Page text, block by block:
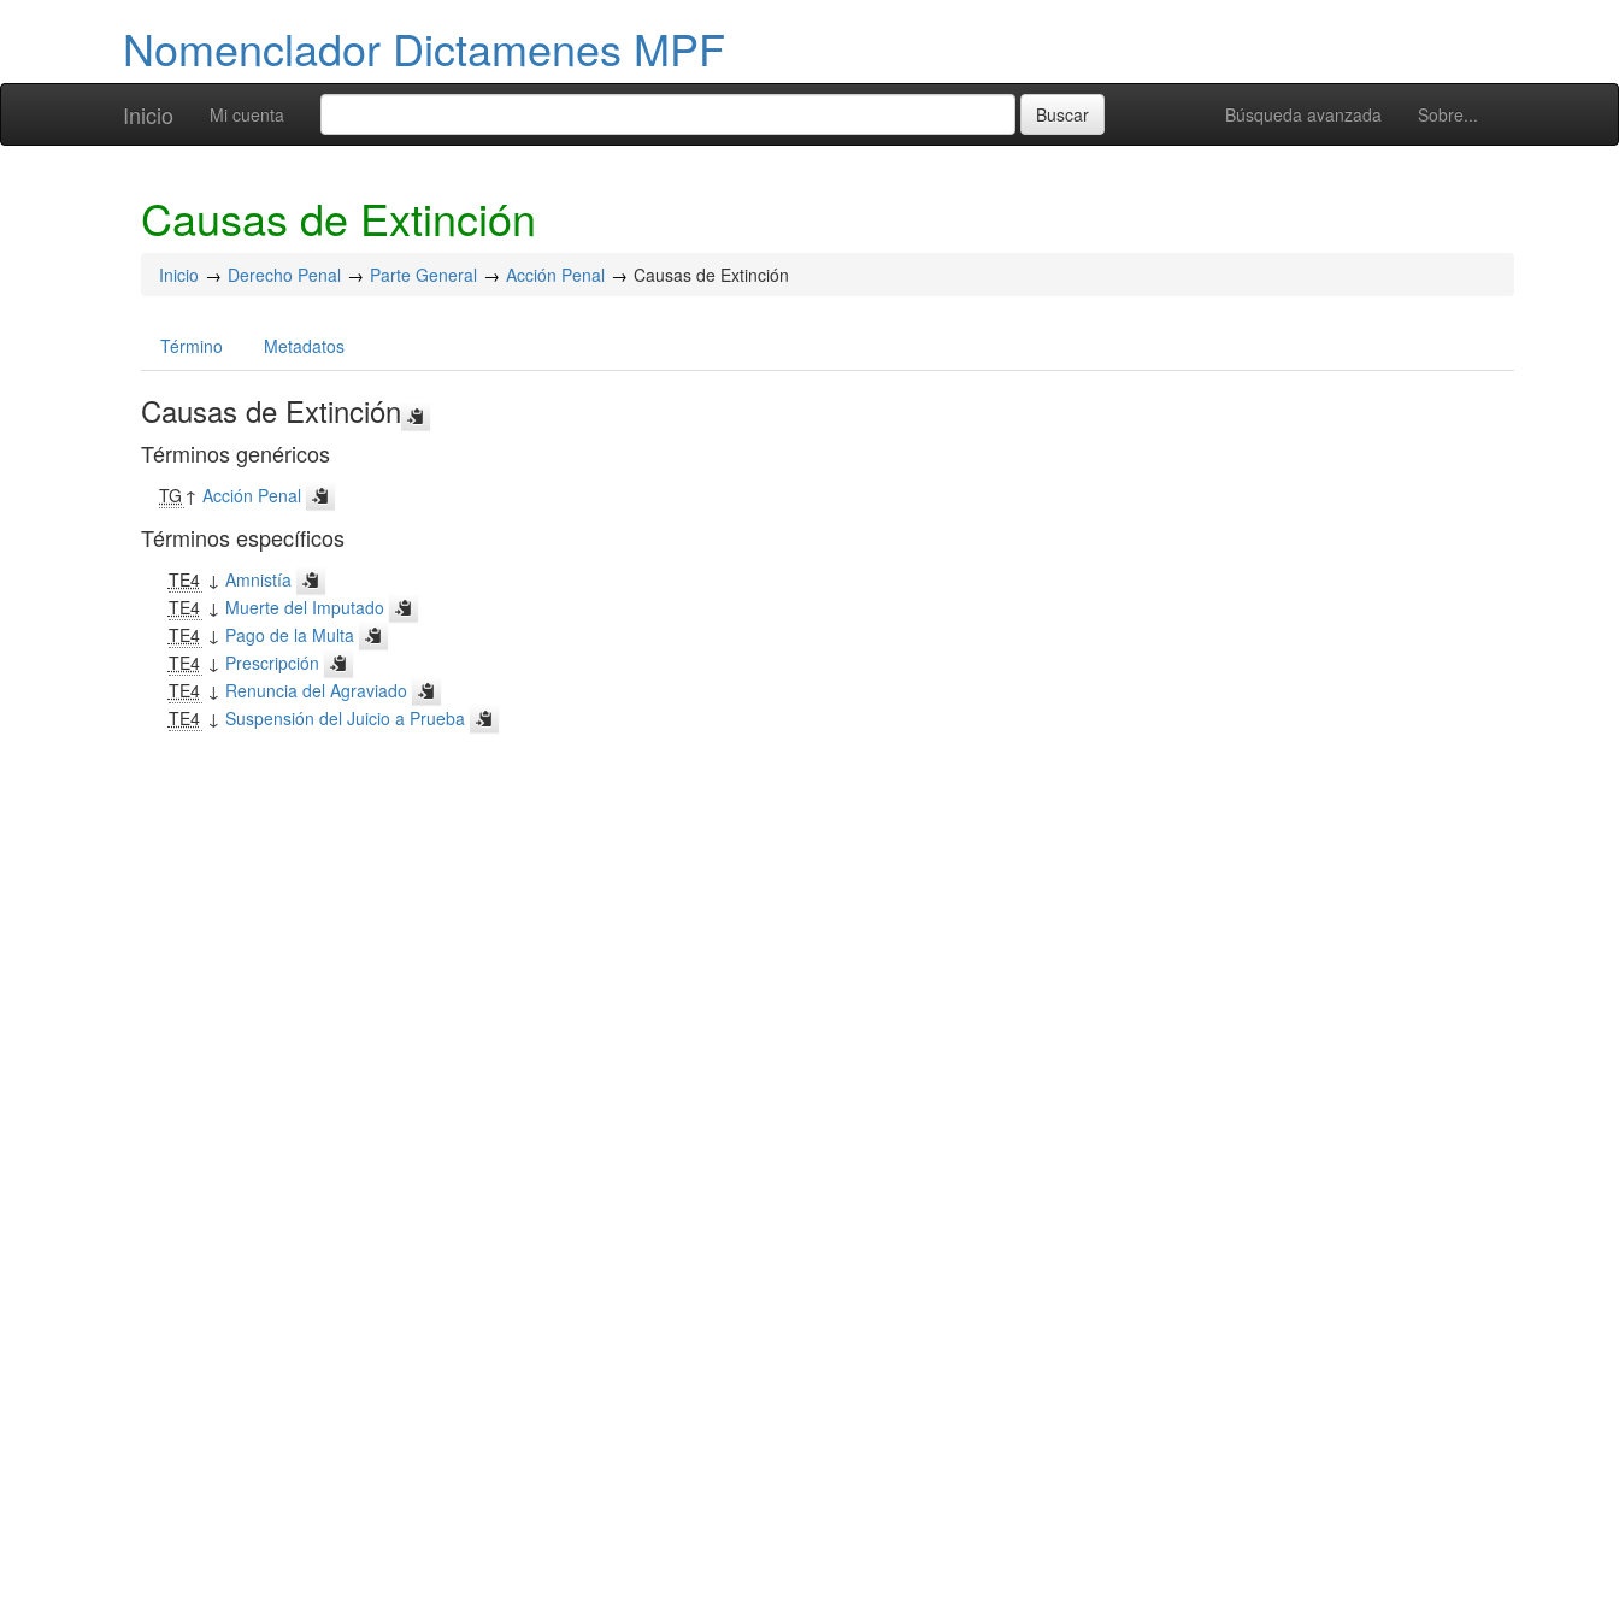
Nomenclador Dictamenes MPF
Inicio Búsqueda avanzada Sobre...
Mi cuenta
Causas de Extinción
Inicio Derecho Penal Parte General Acción Penal Causas de Extinción
Término Metadatos
Causas de Extinción
Términos genéricos
TG ↑Acción Penal
Términos específicos
TE4 ↓ Amnistía
TE4 ↓ Muerte del Imputado
TE4 ↓ Pago de la Multa
TE4 ↓ Prescripción
TE4 ↓ Renuncia del Agraviado
TE4 ↓ Suspensión del Juicio a Prueba